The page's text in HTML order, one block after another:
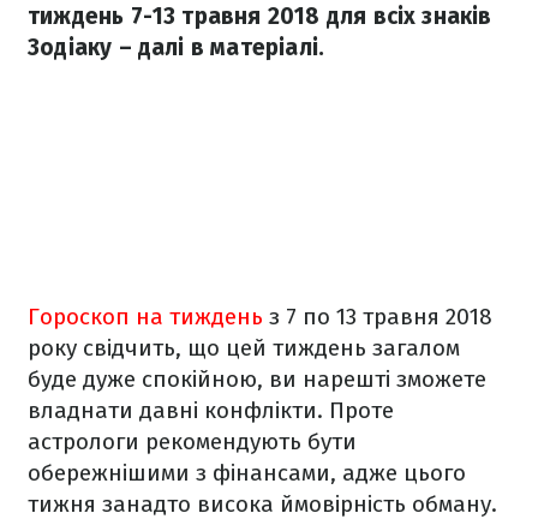
тиждень 7-13 травня 2018 для всіх знаків
Зодіаку – далі в матеріалі.
Гороскоп на тиждень з 7 по 13 травня 2018
року свідчить, що цей тиждень загалом
буде дуже спокійною, ви нарешті зможете
владнати давні конфлікти. Проте
астрологи рекомендують бути
обережнішими з фінансами, адже цього
тижня занадто висока ймовірність обману.